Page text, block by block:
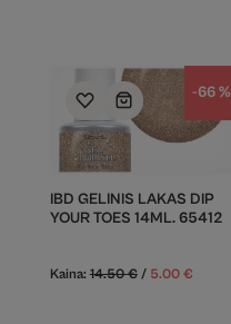
-66 %
IBD GELINIS LAKAS DIP
YOUR TOES 14ML. 65412
Kaina: 14.50€ / 5.00 €